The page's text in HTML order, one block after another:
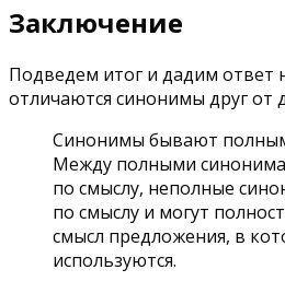
Заключение
Подведем итог и дадим ответ
отличаются синонимы друг от
Синонимы бывают
Между полными
по смыслу, неполные
по смыслу и могут
смысл предложения, в
используются.